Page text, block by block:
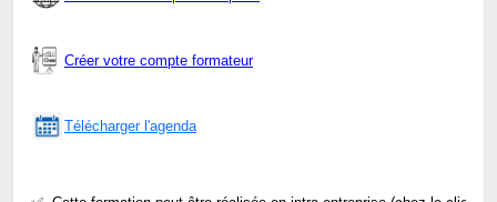
Créer votre compte formateur
Télécharger l'agenda